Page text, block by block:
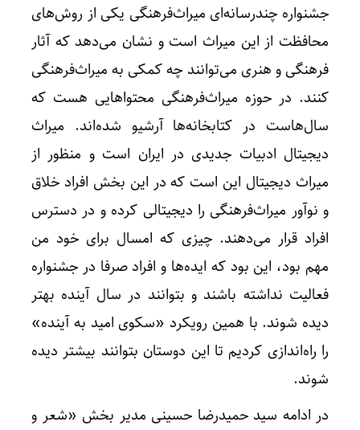
جشنواره چندرسانه‌ای میراث‌فرهنگی یکی از روش‌های
محافظت از این میراث است و نشان می‌دهد که آثار
فرهنگی و هنری می‌توانند چه کمکی به میراث‌فرهنگی
کنند. در حوزه میراث‌فرهنگی محتواهایی هست که
سال‌هاست در کتابخانه‌ها آرشیو شده‌اند.‌ میراث
دیجیتال ادبیات جدیدی در ایران است و منظور از
میراث دیجیتال این است که در این بخش افراد خلاق
و نوآور میراث‌فرهنگی را دیجیتالی کرده و در دسترس
افراد قرار می‌دهند. چیزی که امسال برای خود من
مهم بود، این بود که ایده‌ها و افراد صرفا در جشنواره
فعالیت نداشته باشند و بتوانند در سال آینده بهتر
دیده شوند. با همین رویکرد «سکوی امید به آینده»
را راه‌اندازی کردیم تا این دوستان‌ بتوانند بیشتر دیده
شوند.
در ادامه سید حمیدرضا حسینی مدیر بخش «شعر و